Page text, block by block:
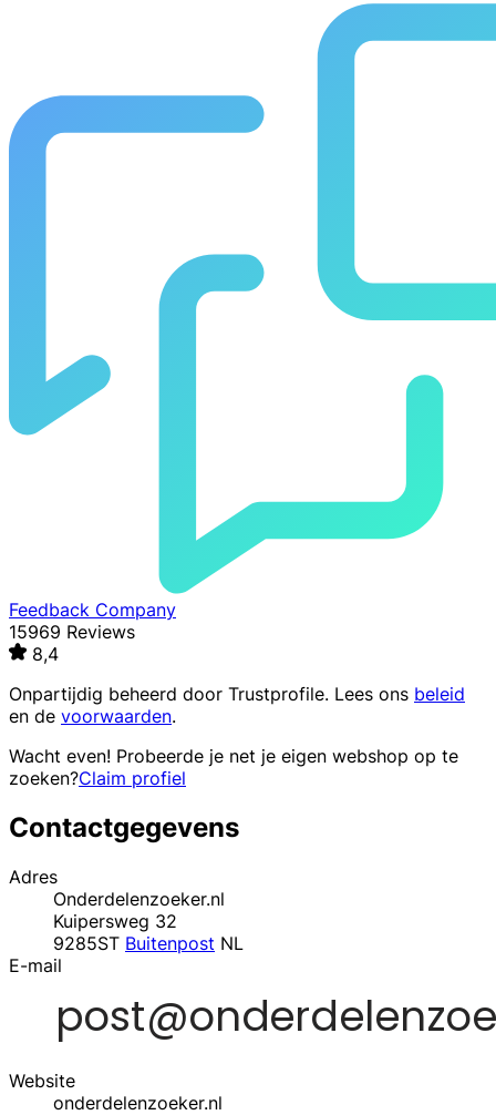
Feedback Company
15969 Reviews
8,4
Onpartijdig beheerd door Trustprofile. Lees ons beleid
en de voorwaarden.
Wacht even! Probeerde je net je eigen webshop op te
zoeken?Claim profiel
Contactgegevens
Adres
Onderdelenzoeker.nl
Kuipersweg 32
9285ST Buitenpost NL
E-mail
Website
onderdelenzoeker.nl